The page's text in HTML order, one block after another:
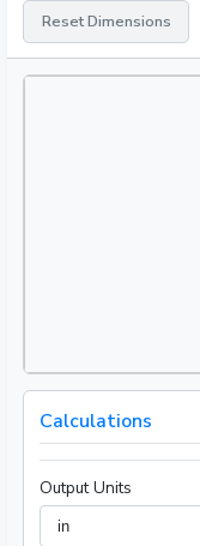
Reset Dimensions
Calculations
Output Units